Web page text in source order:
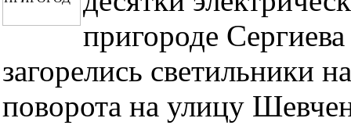
пригороде
загорелись светильники
поворота на улицу